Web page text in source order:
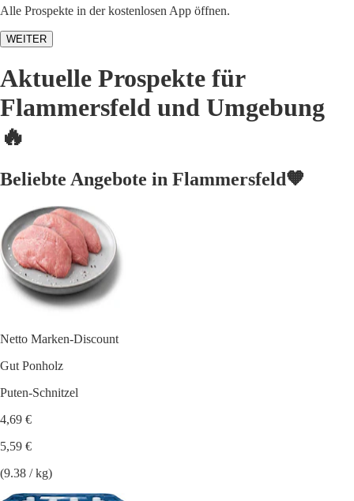
Alle Prospekte in der kostenlosen App öffnen.
WEITER
Aktuelle Prospekte für
Flammersfeld und Umgebung
🔥
Beliebte Angebote in Flammersfeld🧡
Netto Marken-Discount
Gut Ponholz
Puten-Schnitzel
4,69 €
5,59 €
(9.38 / kg)